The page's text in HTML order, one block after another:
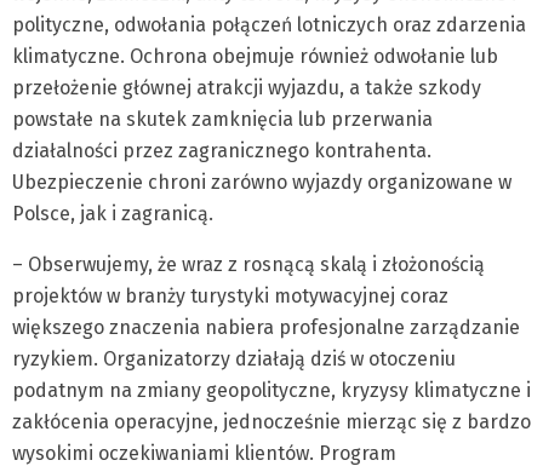
polityczne, odwołania połączeń lotniczych oraz zdarzenia
klimatyczne. Ochrona obejmuje również odwołanie lub
przełożenie głównej atrakcji wyjazdu, a także szkody
powstałe na skutek zamknięcia lub przerwania
działalności przez zagranicznego kontrahenta.
Ubezpieczenie chroni zarówno wyjazdy organizowane w
Polsce, jak i zagranicą.
– Obserwujemy, że wraz z rosnącą skalą i złożonością
projektów w branży turystyki motywacyjnej coraz
większego znaczenia nabiera profesjonalne zarządzanie
ryzykiem. Organizatorzy działają dziś w otoczeniu
podatnym na zmiany geopolityczne, kryzysy klimatyczne i
zakłócenia operacyjne, jednocześnie mierząc się z bardzo
wysokimi oczekiwaniami klientów. Program